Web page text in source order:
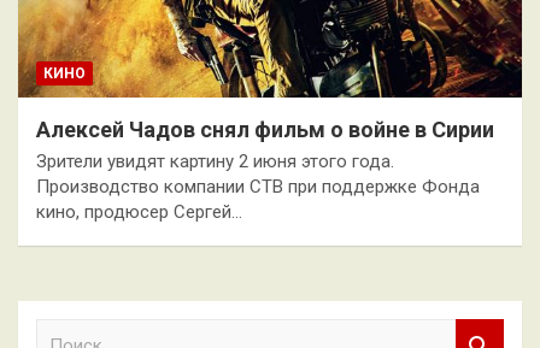
КИНО
Алексей Чадов снял фильм о войне в Сирии
Зрители увидят картину 2 июня этого года.
Производство компании СТВ при поддержке Фонда
кино, продюсер Сергей…